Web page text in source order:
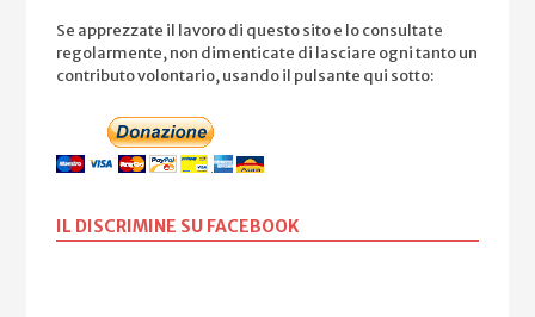
Se apprezzate il lavoro di questo sito e lo consultate
regolarmente, non dimenticate di lasciare ogni tanto un
contributo volontario, usando il pulsante qui sotto:
IL DISCRIMINE SU FACEBOOK